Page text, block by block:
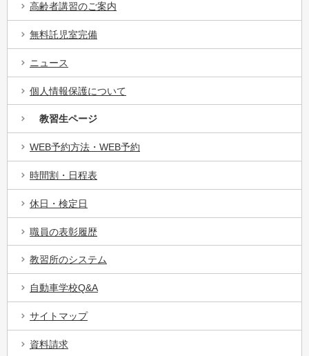
高齢者講習のご案内
無料託児室完備
ニュース
個人情報保護について
教習生ページ
WEB予約方法・WEB予約
時間割・日程表
休日・検定日
職員の表彰履歴
教習所のシステム
自動車学校Q&A
サイトマップ
資料請求